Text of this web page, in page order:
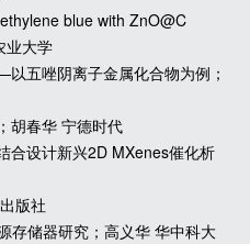
blue with ZnO@C
业大学
五唑阴离子金属化合物为例；
胡春华 宁德时代
合设计新兴2D MXenes催化析
版社
存储器研究；高义华 华中科大